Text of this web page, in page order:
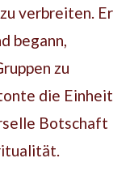
verbreiten. Er
begann,
zu
die Einheit
Botschaft